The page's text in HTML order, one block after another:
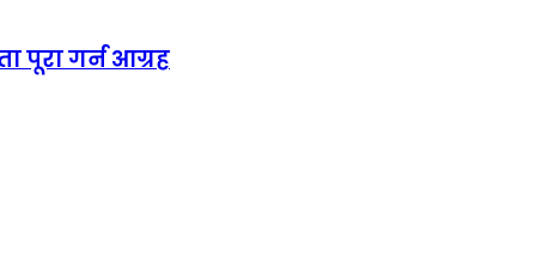
पूरा गर्न आग्रह